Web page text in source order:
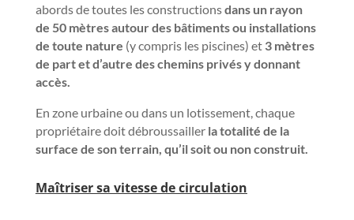
abords de toutes les constructionsdans un rayon
de 50 mètres autour des bâtiments ou installations
de toute nature (y compris les piscines) et 3 mètres
de part et d’autre des chemins privés y donnant
accès.
En zone urbaine ou dans un lotissement, chaque
propriétaire doit débroussailler la totalité de la
surface de son terrain, qu’il soit ou non construit.
Maîtriser sa vitesse de circulation